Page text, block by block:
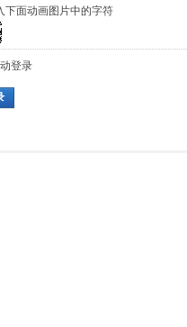
下面动画图片中的字符
登录